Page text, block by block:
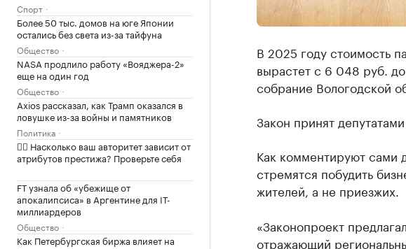
Спорт
Более 50 тыс. домов на юге Японии
остались без света из-за тайфуна
Общество
NASA продлило работу «Вояджера-2»
еще на один год
Общество
Axios рассказал, как Трамп оказался в
ловушке из-за войны и памятников
Политика
✍🏻 Насколько ваш авторитет зависит от
атрибутов престижа? Проверьте себя
FT узнала об «убежище от
апокалипсиса» в Аргентине для IT-
миллиардеров
Общество
Как Петербургская биржа влияет на
В 2025 году стоимость
вырастет с 6 048 руб.
собрание Вологодской
Закон принят
Как комментируют сами
стремятся побудить
жителей, а не приезжих.
«Законопроект
отражающий